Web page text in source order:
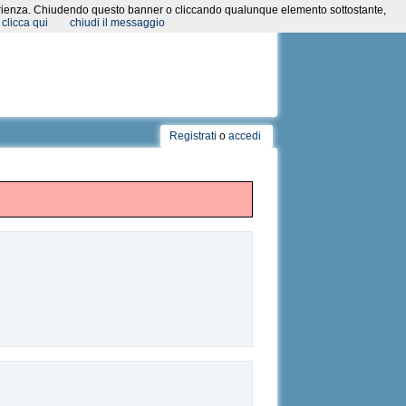
Registrati o accedi
Chiudendo questo banner o cliccando qualunque elemento sottostante,
clicca qui chiudi il messaggio